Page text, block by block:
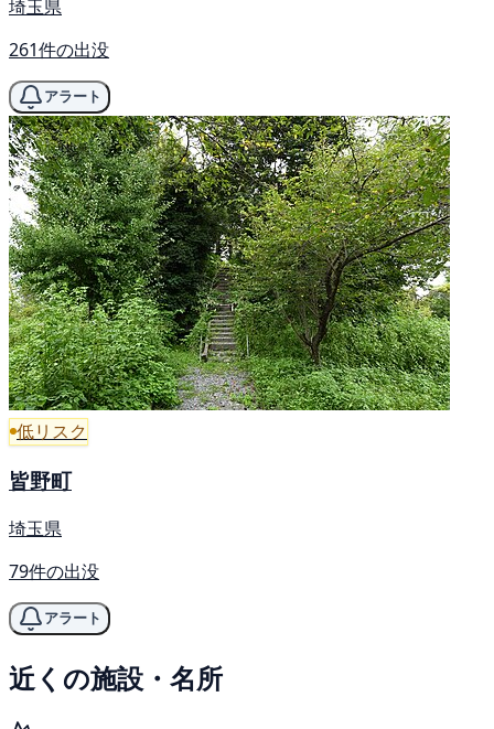
埼玉県
261件の出没
アラート
低リスク
皆野町
埼玉県
79件の出没
アラート
近くの施設・名所